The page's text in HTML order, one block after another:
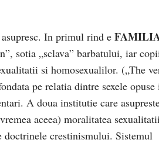
In primul rind e
sotia „sclava” barbatului, iar
si homosexualilor. („The
pe relatia dintre sexele
A doua institutie care
aceea) moralitatea
doctrinele crestinismului. Sistemul